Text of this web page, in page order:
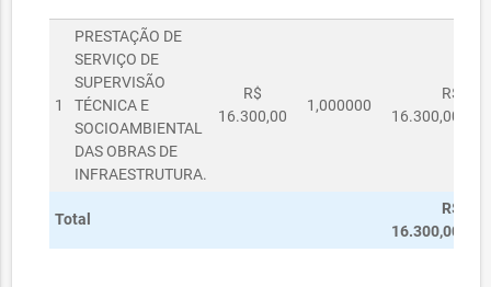
1
PRESTAÇÃO DE
SERVIÇO DE
SUPERVISÃO
TÉCNICA E
SOCIOAMBIENTAL
DAS OBRAS DE
INFRAESTRUTURA.
R$
16.300,00
1,000000
R$
16.300,00
Total
R$
16.300,00